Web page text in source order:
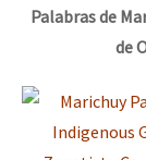
Palabras de
de